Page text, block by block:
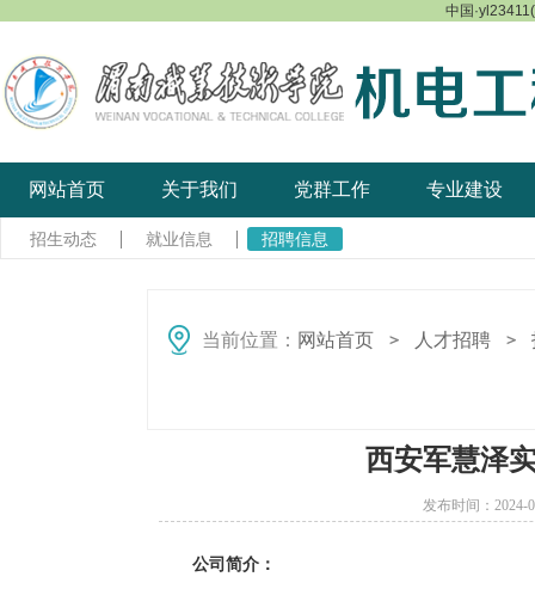
中国
网站首页 关于我们 党群工作 专业建设
招生动态 就业信息 招聘信息
当前位置： 网站首页 ＞ 人才招聘 ＞
西安军慧泽
发布时间：
公司简介：